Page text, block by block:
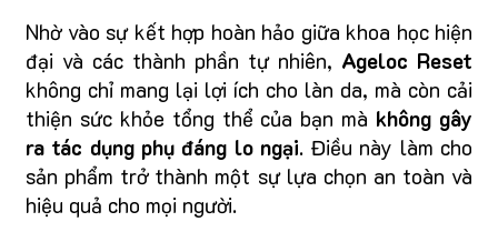
Nhờ vào sự kết hợp hoàn hảo giữa khoa học hiện
đại và các thành phần tự nhiên, Ageloc Reset
không chỉ mang lại lợi ích cho làn da, mà còn cải
thiện sức khỏe tổng thể của bạn mà không gây
ra tác dụng phụ đáng lo ngại. Điều này làm cho
sản phẩm trở thành một sự lựa chọn an toàn và
hiệu quả cho mọi người.